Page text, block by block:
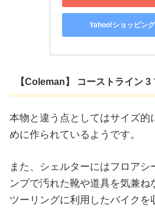
Yahoo!ショッピン
【Coleman】 コーストライン 3
本物と違う点としてはサイズ的
めに作られているようです。
また、シェルターにはフロアシ
ンプで汚れた靴や道具を気兼ね
ツーリングに利用したバイクを